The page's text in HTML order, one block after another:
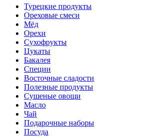
Турецкие продукты
Ореховые смеси
Мёд
Орехи
Сухофрукты
Цукаты
Бакалея
Специи
Восточные сладости
Полезные продукты
Сушеные овощи
Масло
Чай
Подарочные наборы
Посуда